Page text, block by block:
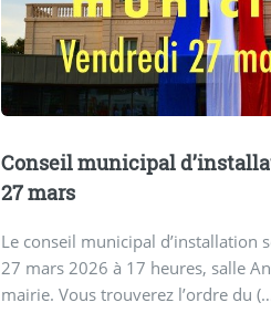
Conseil municipal
27 mars
Le conseil municipal d’installation
27 mars 2026 à 17 heures, salle
mairie. Vous trouverez l’ordre du